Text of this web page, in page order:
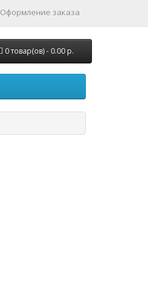
Оформление заказа
0 товар(ов) - 0.00 р.